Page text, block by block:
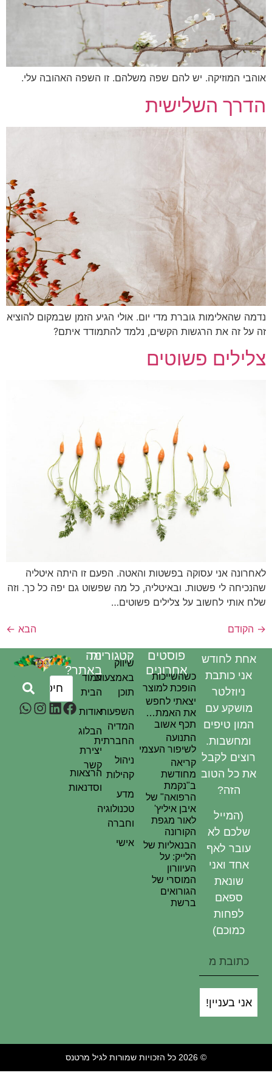
המוזיקה. יש להם שפה משלהם. זו השפה האהובה עלי.
השלישית
שהאלימות גוברת מדי יום. אולי הגיע הזמן שבמקום להוציא
על זה את הרגשות הקשים, נלמד להתמודד איתם?
פשוטים
אני עסוקה בפשטות והאטה. הפעם זו היתה איטליה
לי פשטות. ובאיטליה, כל מה שפשוט גם יפה כל כך. וזה
אותי לחשוב על צלילים פשוטים…
הבא←
מה
באתר?
עמוד
הבית
אודות
הבלוג
יצירת
קשר
הרצאות
וסדנאות
קטגוריות
שיווק
באמצעות
תוכן
השפעות
המדיה
החברתית
ניהול
קהילות
מדע
טכנולוגיה
וחברה
אישי
פוסטים
אחרונים
כשהשייכות
הופכת למוצר
יצאתי לחפש
את האמת…
תכף אשוב
התנועה
לשיפור העצמי
קריאה
מחודשת
ב"נקמת
הרפואה" של
איבן איליץ'
לאור מגפת
הקורונה
הבנאליות של
הלייק: על
העיוורון
המוסרי של
הגורואים
ברשת
אחת לחודש
אני כותבת
ניוזלטר
מושקע עם
המון טיפים
ומחשבות.
רוצים לקבל
כל הטוב
הזה?
(המייל
שלכם לא
עובר לאף
אחד ואני
שונאת
ספאם
לפחות
כמוכם)
אני בעניין!